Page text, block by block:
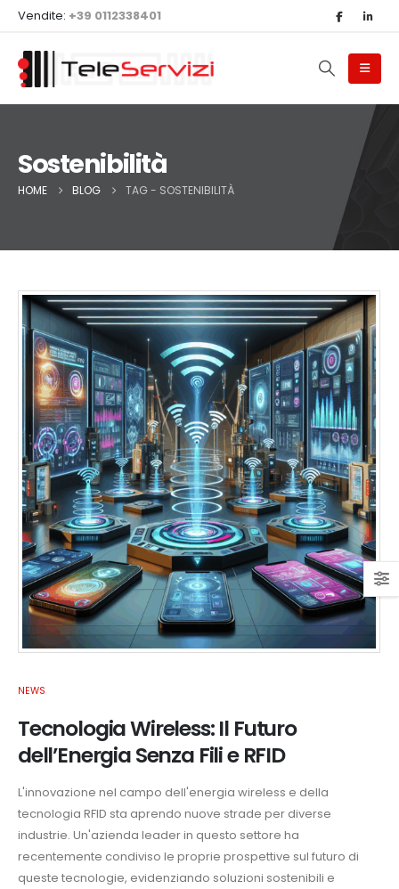
Vendite: +39 0112338401
Sostenibilità
HOME BLOG TAG - SOSTENIBILITÀ
NEWS
Tecnologia Wireless: Il Futuro
dell’Energia Senza Fili e RFID
L'innovazione nel campo dell'energia wireless e della
tecnologia RFID sta aprendo nuove strade per diverse
industrie. Un'azienda leader in questo settore ha
recentemente condiviso le proprie prospettive sul futuro di
queste tecnologie, evidenziando soluzioni sostenibili e